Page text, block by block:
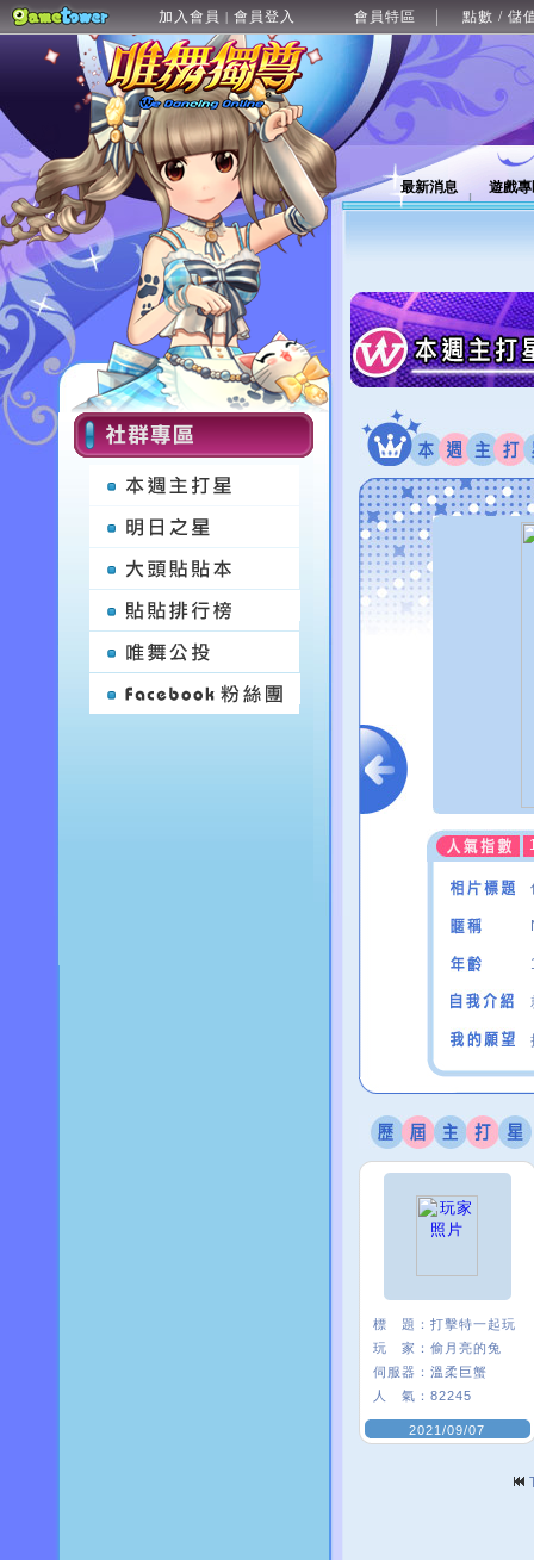
加入會員 | 會員登入 會員特區 點數 / 儲
最新消息 遊戲
標 題： 打擊特一起玩
玩 家： 偷月亮的兔
伺服器： 溫柔巨蟹
人 氣： 82245
2021/09/07